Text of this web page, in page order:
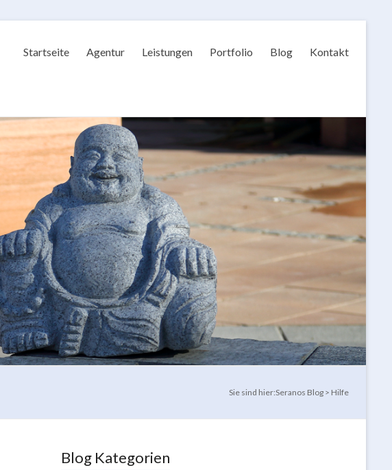
Startseite Agentur Leistungen Portfolio Blog Kontakt
Sie sind hier:Seranos Blog > Hilfe
Blog Kategorien